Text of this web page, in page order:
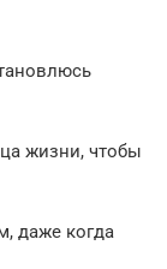
жизни, чтобы
даже когда